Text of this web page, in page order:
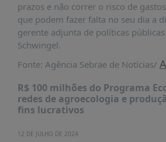
PUBLICAÇÕES
REVISTA
RUMOS
NOTÍCIAS
ABDE-
prazos e não correr o risco de
que podem fazer falta no seu dia a
gerente adjunta de políticas
Schwingel.
Fonte: Agência Sebrae de Notícias/
R$ 100 milhões do Programa
redes de agroecologia e
fins lucrativos
12 DE JULHO DE 2024